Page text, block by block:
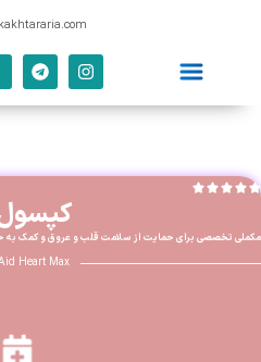
مکملی تخصصی برای حمایت از سلامت قلب و عروق و کمک
Heart Max